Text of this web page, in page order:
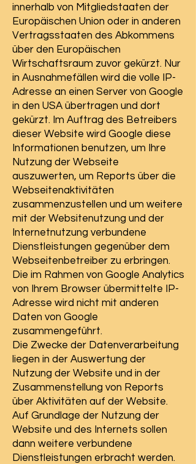
innerhalb von Mitgliedstaaten der
Europäischen Union oder in anderen
Vertragsstaaten des Abkommens
über den Europäischen
Wirtschaftsraum zuvor gekürzt. Nur
in Ausnahmefällen wird die volle IP-
Adresse an einen Server von Google
in den USA übertragen und dort
gekürzt. Im Auftrag des Betreibers
dieser Website wird Google diese
Informationen benutzen, um Ihre
Nutzung der Webseite
auszuwerten, um Reports über die
Webseitenaktivitäten
zusammenzustellen und um weitere
mit der Websitenutzung und der
Internetnutzung verbundene
Dienstleistungen gegenüber dem
Webseitenbetreiber zu erbringen.
Die im Rahmen von Google Analytics
von Ihrem Browser übermittelte IP-
Adresse wird nicht mit anderen
Daten von Google
zusammengeführt.
Die Zwecke der Datenverarbeitung
liegen in der Auswertung der
Nutzung der Website und in der
Zusammenstellung von Reports
über Aktivitäten auf der Website.
Auf Grundlage der Nutzung der
Website und des Internets sollen
dann weitere verbundene
Dienstleistungen erbracht werden.